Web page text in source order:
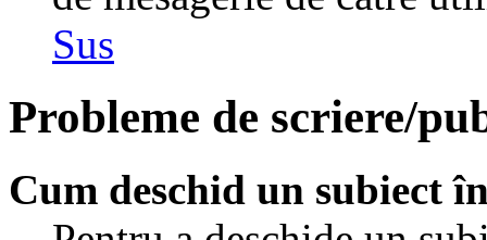
Sus
Probleme de scriere/
Cum deschid un subiect